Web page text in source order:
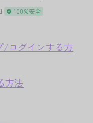
100%安全
/ログインする方
方法